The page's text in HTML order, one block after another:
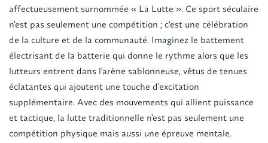
affectueusement surnommée « La Lutte ». Ce sport séculaire
n'est pas seulement une compétition ; c'est une célébration
de la culture et de la communauté. Imaginez le battement
électrisant de la batterie qui donne le rythme alors que les
lutteurs entrent dans l'arène sablonneuse, vêtus de tenues
éclatantes qui ajoutent une touche d'excitation
supplémentaire. Avec des mouvements qui allient puissance
et tactique, la lutte traditionnelle n'est pas seulement une
compétition physique mais aussi une épreuve mentale.